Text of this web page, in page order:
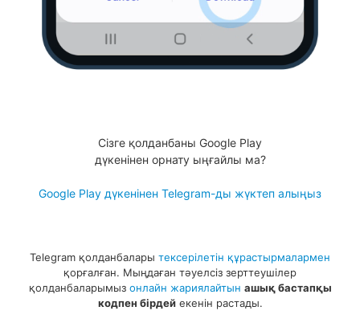
Сізге қолданбаны Google Play
дүкенінен орнату ыңғайлы ма?
Google Play дүкенінен Telegram-ды жүктеп алыңыз
Telegram қолданбалары тексерілетін құрастырмалармен
қорғалған. Мыңдаған тәуелсіз зерттеушілер
қолданбаларымыз онлайн жариялайтын ашық бастапқы
кодпен бірдейекенін растады.